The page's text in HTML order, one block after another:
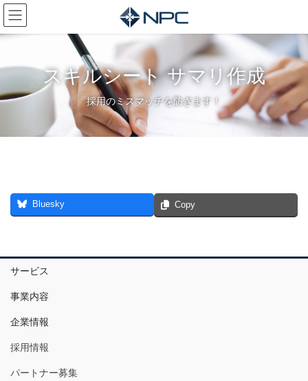
コ
ン
テ
ス
プ
ナ
ビ
ゲ
ン
動
スキルシート サマリ作成
採用のミスマッチを防ぎます！
Bluesky Copy
サービス
事業内容
企業情報
採用情報
パートナー募集